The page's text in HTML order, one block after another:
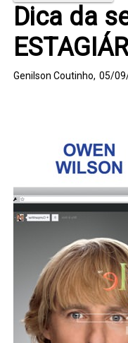
Dica da
Genilson Coutinho, 05/